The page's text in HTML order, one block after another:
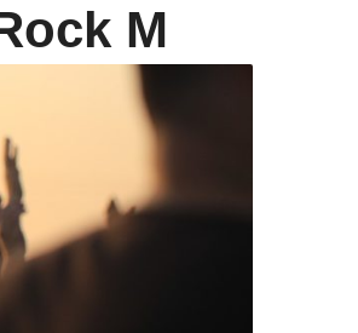
M